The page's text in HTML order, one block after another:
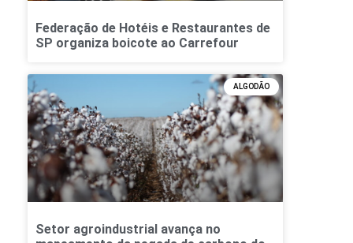
Federação de Hotéis e Restaurantes de
SP organiza boicote ao Carrefour
ALGODÃO
Setor agroindustrial avança no